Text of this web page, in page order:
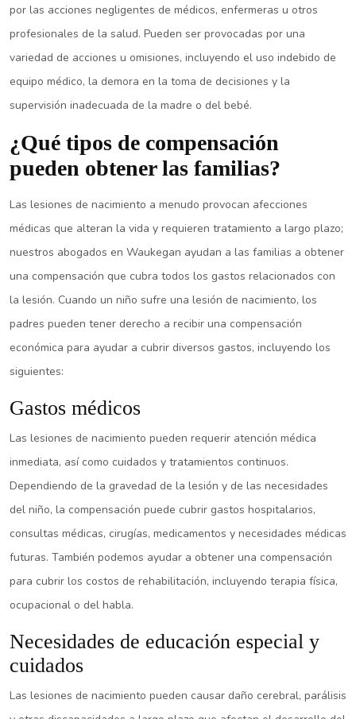
por las acciones negligentes de médicos, enfermeras u otros
profesionales de la salud. Pueden ser provocadas por una
variedad de acciones u omisiones, incluyendo el uso indebido de
equipo médico, la demora en la toma de decisiones y la
supervisión inadecuada de la madre o del bebé.
¿Qué tipos de compensación
pueden obtener las familias?
Las lesiones de nacimiento a menudo provocan afecciones
médicas que alteran la vida y requieren tratamiento a largo plazo;
nuestros abogados en Waukegan ayudan a las familias a obtener
una compensación que cubra todos los gastos relacionados con
la lesión. Cuando un niño sufre una lesión de nacimiento, los
padres pueden tener derecho a recibir una compensación
económica para ayudar a cubrir diversos gastos, incluyendo los
siguientes:
Gastos médicos
Las lesiones de nacimiento pueden requerir atención médica
inmediata, así como cuidados y tratamientos continuos.
Dependiendo de la gravedad de la lesión y de las necesidades
del niño, la compensación puede cubrir gastos hospitalarios,
consultas médicas, cirugías, medicamentos y necesidades médicas
futuras. También podemos ayudar a obtener una compensación
para cubrir los costos de rehabilitación, incluyendo terapia física,
ocupacional o del habla.
Necesidades de educación especial y
cuidados
Las lesiones de nacimiento pueden causar daño cerebral, parálisis